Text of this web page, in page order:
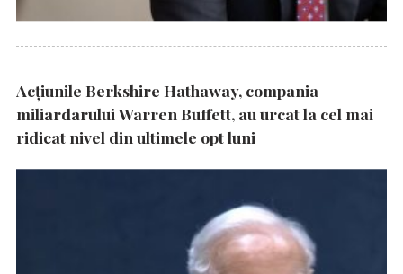
Acțiunile Berkshire Hathaway, compania
miliardarului Warren Buffett, au urcat la cel mai
ridicat nivel din ultimele opt luni